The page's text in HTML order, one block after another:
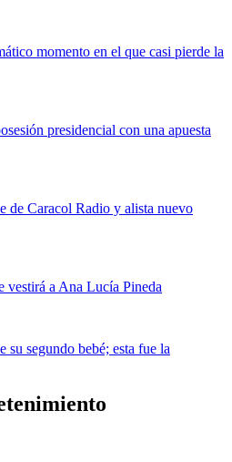
momento en el que casi pierde la
presidencial con una apuesta
de Caracol Radio y alista nuevo
vestirá a Ana Lucía Pineda
su segundo bebé; esta fue la